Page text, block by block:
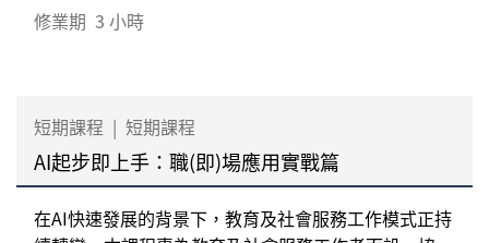
修業期 3 小時
短期課程 | 短期課程
AI起步即上手：職(即)場應用實戰篇
在AI快速發展的背景下，教育及社會服務工作模式正持